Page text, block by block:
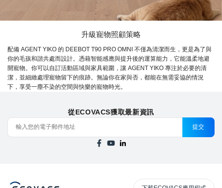
升級寵物照顧策略
配備 AGENT YIKO 的 DEEBOT T90 PRO OMNI 不僅為清潔而生，更是為了與
你的毛孩和諧共處而設計。憑藉智能感應與提升後的運算能力，它能溫柔地避
開寵物。你可以自訂活動區域與家具範圍，讓 AGENT YIKO 專注於必要的清
潔，並細緻處理寵物留下的痕跡。無論你在家與否，都能在無需妥協的情況
下，享受一塵不染的空間與快樂的寵物時光。
從ECOVACS獲取最新資訊
提交